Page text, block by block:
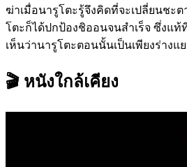
ฆ่าเมื่อนารูโตะรู้จึงคิดที่จะเปลี่ยนชะต
โตะก็ได้ปกป้องชิออนจนสำเร็จ ซึ่งแ
เห็นว่านารูโตะตอนนั้นเป็นเพียงร่างแ
🎬 หนังใกล้เคียง